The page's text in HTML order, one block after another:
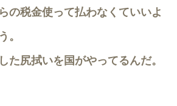
の税金使って払わなくていいよ
。
た尻拭いを国がやってるんだ。